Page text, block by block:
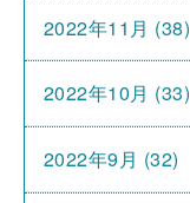
2022年11月 (38)
2022年10月 (33)
2022年9月 (32)